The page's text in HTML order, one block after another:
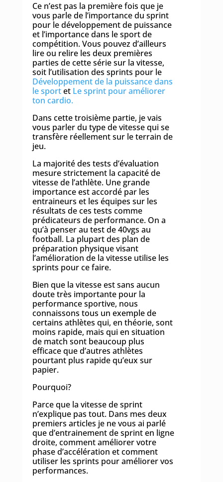
Ce n’est pas la première fois que je
vous parle de l’importance du sprint
pour le développement de puissance
et l’importance dans le sport de
compétition. Vous pouvez d’ailleurs
lire ou relire les deux premières
parties de cette série sur la vitesse,
soit l’utilisation des sprints pour le
Développement de la puissance dans
le sportetLe sprint pour améliorer
ton cardio.
Dans cette troisième partie, je vais
vous parler du type de vitesse qui se
transfère réellement sur le terrain de
jeu.
La majorité des tests d’évaluation
mesure strictement la capacité de
vitesse de l’athlète. Une grande
importance est accordé par les
entraineurs et les équipes sur les
résultats de ces tests comme
prédicateurs de performance. On a
qu’à penser au test de 40vgs au
football. La plupart des plan de
préparation physique visant
l’amélioration de la vitesse utilise les
sprints pour ce faire.
Bien que la vitesse est sans aucun
doute très importante pour la
performance sportive, nous
connaissons tous un exemple de
certains athlètes qui, en théorie, sont
moins rapide, mais qui en situation
de match sont beaucoup plus
efficace que d’autres athlètes
pourtant plus rapide qu’eux sur
papier.
Pourquoi?
Parce que la vitesse de sprint
n’explique pas tout. Dans mes deux
premiers articles je ne vous ai parlé
que d’entrainement de sprint en ligne
droite, comment améliorer votre
phase d’accélération et comment
utiliser les sprints pour améliorer vos
performances.